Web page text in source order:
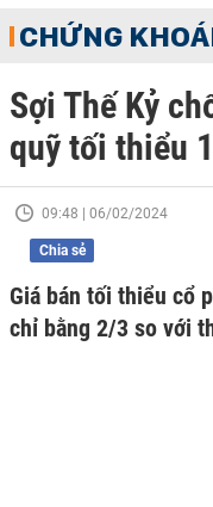
CHỨNG
Sợi Thế Kỷ
quỹ tối thiểu
09:48 | 06/02/2024
Chia sẻ
Giá bán tối thiểu cổ
chỉ bằng 2/3 so với